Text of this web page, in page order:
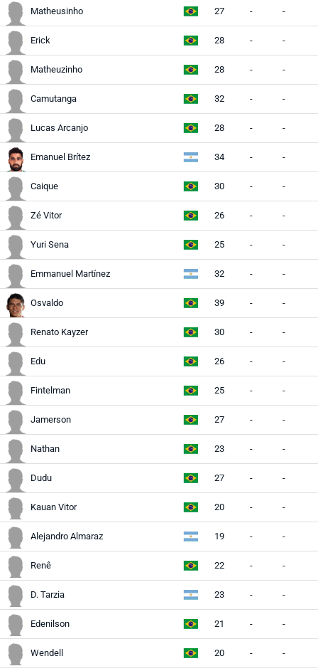
Matheusinho 27 - -
Erick 28 - -
Matheuzinho 28 - -
Camutanga 32 - -
Lucas Arcanjo 28 - -
Emanuel Brítez 34 - -
Caique 30 - -
Zé Vitor 26 - -
Yuri Sena 25 - -
Emmanuel Martínez 32 - -
Osvaldo 39 - -
Renato Kayzer 30 - -
Edu 26 - -
Fintelman 25 - -
Jamerson 27 - -
Nathan 23 - -
Dudu 27 - -
Kauan Vitor 20 - -
Alejandro Almaraz 19 - -
Renê 22 - -
D. Tarzia 23 - -
Edenilson 21 - -
Wendell 20 - -